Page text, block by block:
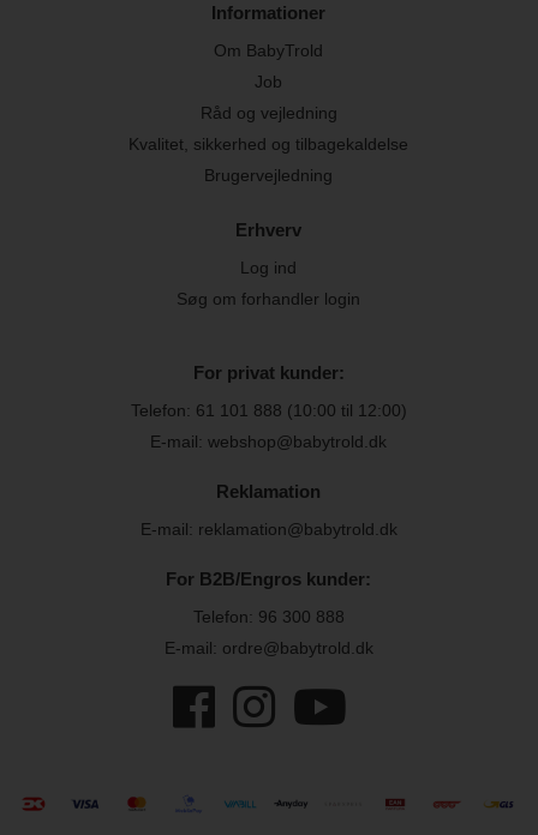
Informationer
Om BabyTrold
Job
Råd og vejledning
Kvalitet, sikkerhed og tilbagekaldelse
Brugervejledning
Erhverv
Log ind
Søg om forhandler login
For privat kunder:
Telefon: 61 101 888 (10:00 til 12:00)
E-mail: webshop@babytrold.dk
Reklamation
E-mail: reklamation@babytrold.dk
For B2B/Engros kunder:
Telefon: 96 300 888
E-mail: ordre@babytrold.dk